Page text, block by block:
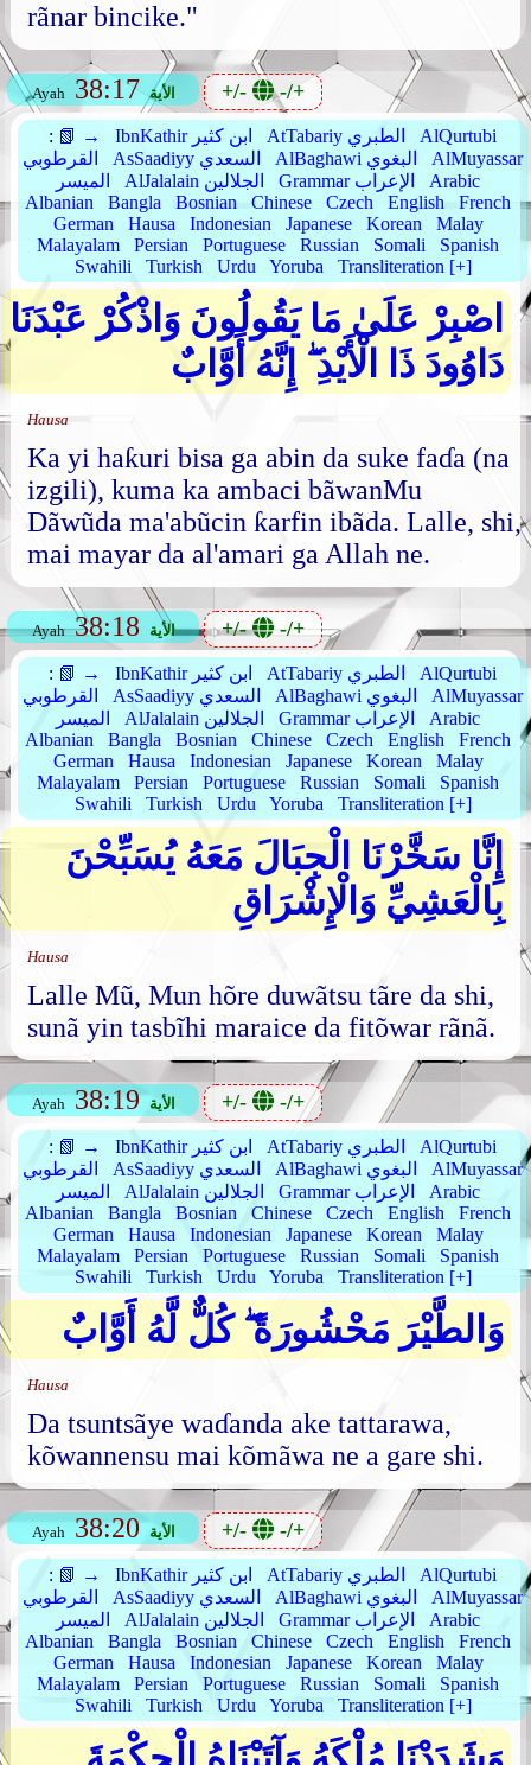
rãnar bincike."
Ayah 38:17 الأية +/- -/+
: 📗 → IbnKathir ابن كثير AtTabariy الطبري
AlQurtubi
القرطوبي
AsSaadiyy السعدي AlBaghawi البغوي
AlMuyassar
الميسر
AlJalalain الجلالين Grammar الإعراب
Arabic
Albanian
Bangla Bosnian Chinese Czech English
French
German
Hausa Indonesian Japanese Korean
Malay
Malayalam
Persian Portuguese Russian Somali
Spanish
Swahili
Turkish Urdu Yoruba Transliteration [+]
اصْبِرْ عَلَىٰ مَا يَقُولُونَ وَاذْكُرْ عَبْدَنَا
دَاوُودَ ذَا الْأَيْدِ ۖ إِنَّهُ أَوَّابٌ
Hausa
Ka yi haƙuri bisa ga abin da suke faɗa (na
izgili), kuma ka ambaci bãwanMu
Dãwũda ma'abũcin ƙarfin ibãda. Lalle, shi,
mai mayar da al'amari ga Allah ne.
Ayah 38:18 الأية +/- -/+
: 📗 → IbnKathir ابن كثير AtTabariy الطبري
AlQurtubi
القرطوبي
AsSaadiyy السعدي AlBaghawi البغوي
AlMuyassar
الميسر
AlJalalain الجلالين Grammar الإعراب
Arabic
Albanian
Bangla Bosnian Chinese Czech English
French
German
Hausa Indonesian Japanese Korean
Malay
Malayalam
Persian Portuguese Russian Somali
Spanish
Swahili
Turkish Urdu Yoruba Transliteration [+]
إِنَّا سَخَّرْنَا الْجِبَالَ مَعَهُ يُسَبِّحْنَ
بِالْعَشِيِّ وَالْإِشْرَاقِ
Hausa
Lalle Mũ, Mun hõre duwãtsu tãre da shi,
sunã yin tasbĩhi maraice da fitõwar rãnã.
Ayah 38:19 الأية +/- -/+
: 📗 → IbnKathir ابن كثير AtTabariy الطبري
AlQurtubi
القرطوبي
AsSaadiyy السعدي AlBaghawi البغوي
AlMuyassar
الميسر
AlJalalain الجلالين Grammar الإعراب
Arabic
Albanian
Bangla Bosnian Chinese Czech English
French
German
Hausa Indonesian Japanese Korean
Malay
Malayalam
Persian Portuguese Russian Somali
Spanish
Swahili
Turkish Urdu Yoruba Transliteration [+]
وَالطَّيْرَ مَحْشُورَةً ۖ كُلٌّ لَّهُ أَوَّابٌ
Hausa
Da tsuntsãye waɗanda ake tattarawa,
kõwannensu mai kõmãwa ne a gare shi.
Ayah 38:20 الأية +/- -/+
: 📗 → IbnKathir ابن كثير AtTabariy الطبري
AlQurtubi
القرطوبي
AsSaadiyy السعدي AlBaghawi البغوي
AlMuyassar
الميسر
AlJalalain الجلالين Grammar الإعراب
Arabic
Albanian
Bangla Bosnian Chinese Czech English
French
German
Hausa Indonesian Japanese Korean
Malay
Malayalam
Persian Portuguese Russian Somali
Spanish
Swahili
Turkish Urdu Yoruba Transliteration [+]